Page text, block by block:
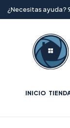
¿Necesitas ayuda?
INICIO